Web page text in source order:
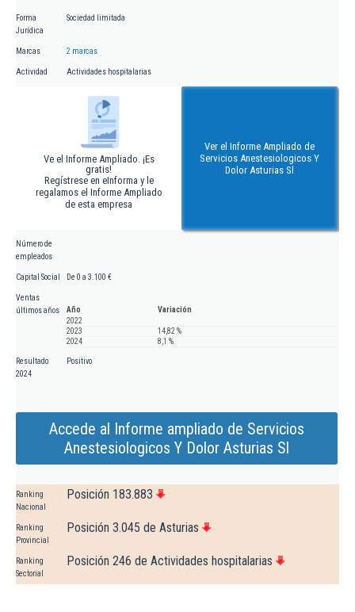
Forma
Jurídica
Sociedad limitada
Marcas 2 marcas
Actividad Actividades hospitalarias
Ve el Informe Ampliado. ¡Es
gratis!
Regístrese en eInforma y le
regalamos el Informe Ampliado
de esta empresa
Ver el Informe Ampliado de
Servicios Anestesiologicos Y
Dolor Asturias Sl
Número de
empleados
Capital Social De 0 a 3.100 €
Ventas
últimos años
Año
Variación
2022
2023
14,82 %
2024
8,1 %
Resultado
2024
Positivo
Accede al Informe ampliado de Servicios
Anestesiologicos Y Dolor Asturias Sl
Ranking
Nacional
Posición 183.883
Ranking
Provincial
Posición 3.045 de Asturias
Ranking
Sectorial
Posición 246 de Actividades hospitalarias